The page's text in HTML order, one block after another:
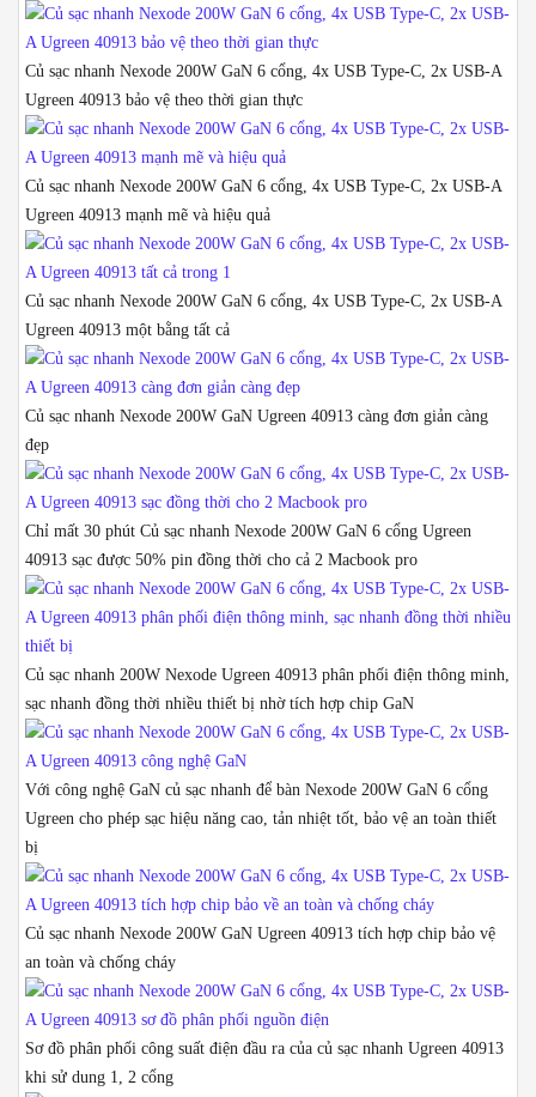
Củ sạc nhanh Nexode 200W GaN 6 cổng, 4x USB Type-C, 2x USB-A
Ugreen 40913 bảo vệ theo thời gian thực
Củ sạc nhanh Nexode 200W GaN 6 cổng, 4x USB Type-C, 2x USB-A
Ugreen 40913 mạnh mẽ và hiệu quả
Củ sạc nhanh Nexode 200W GaN 6 cổng, 4x USB Type-C, 2x USB-A
Ugreen 40913 một bằng tất cả
Củ sạc nhanh Nexode 200W GaN Ugreen 40913 càng đơn giản càng
đẹp
Chỉ mất 30 phút Củ sạc nhanh Nexode 200W GaN 6 cổng Ugreen
40913 sạc được 50% pin đồng thời cho cả 2 Macbook pro
Củ sạc nhanh 200W Nexode Ugreen 40913 phân phối điện thông minh,
sạc nhanh đồng thời nhiều thiết bị nhờ tích hợp chip GaN
Với công nghệ GaN củ sạc nhanh để bàn Nexode 200W GaN 6 cổng
Ugreen cho phép sạc hiệu năng cao, tản nhiệt tốt, bảo vệ an toàn thiết
bị
Củ sạc nhanh Nexode 200W GaN Ugreen 40913 tích hợp chip bảo vệ
an toàn và chống cháy
Sơ đồ phân phối công suất điện đầu ra của củ sạc nhanh Ugreen 40913
khi sử dung 1, 2 cổng